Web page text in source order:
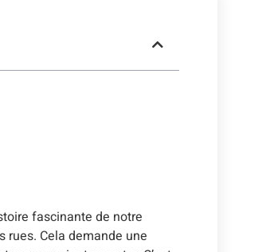
fascinante de notre
rues. Cela demande une